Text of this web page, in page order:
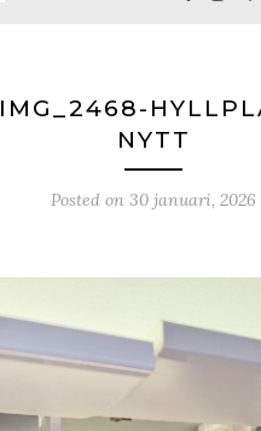
IMG_2468-
NYTT
Posted on 30 januari, 2026